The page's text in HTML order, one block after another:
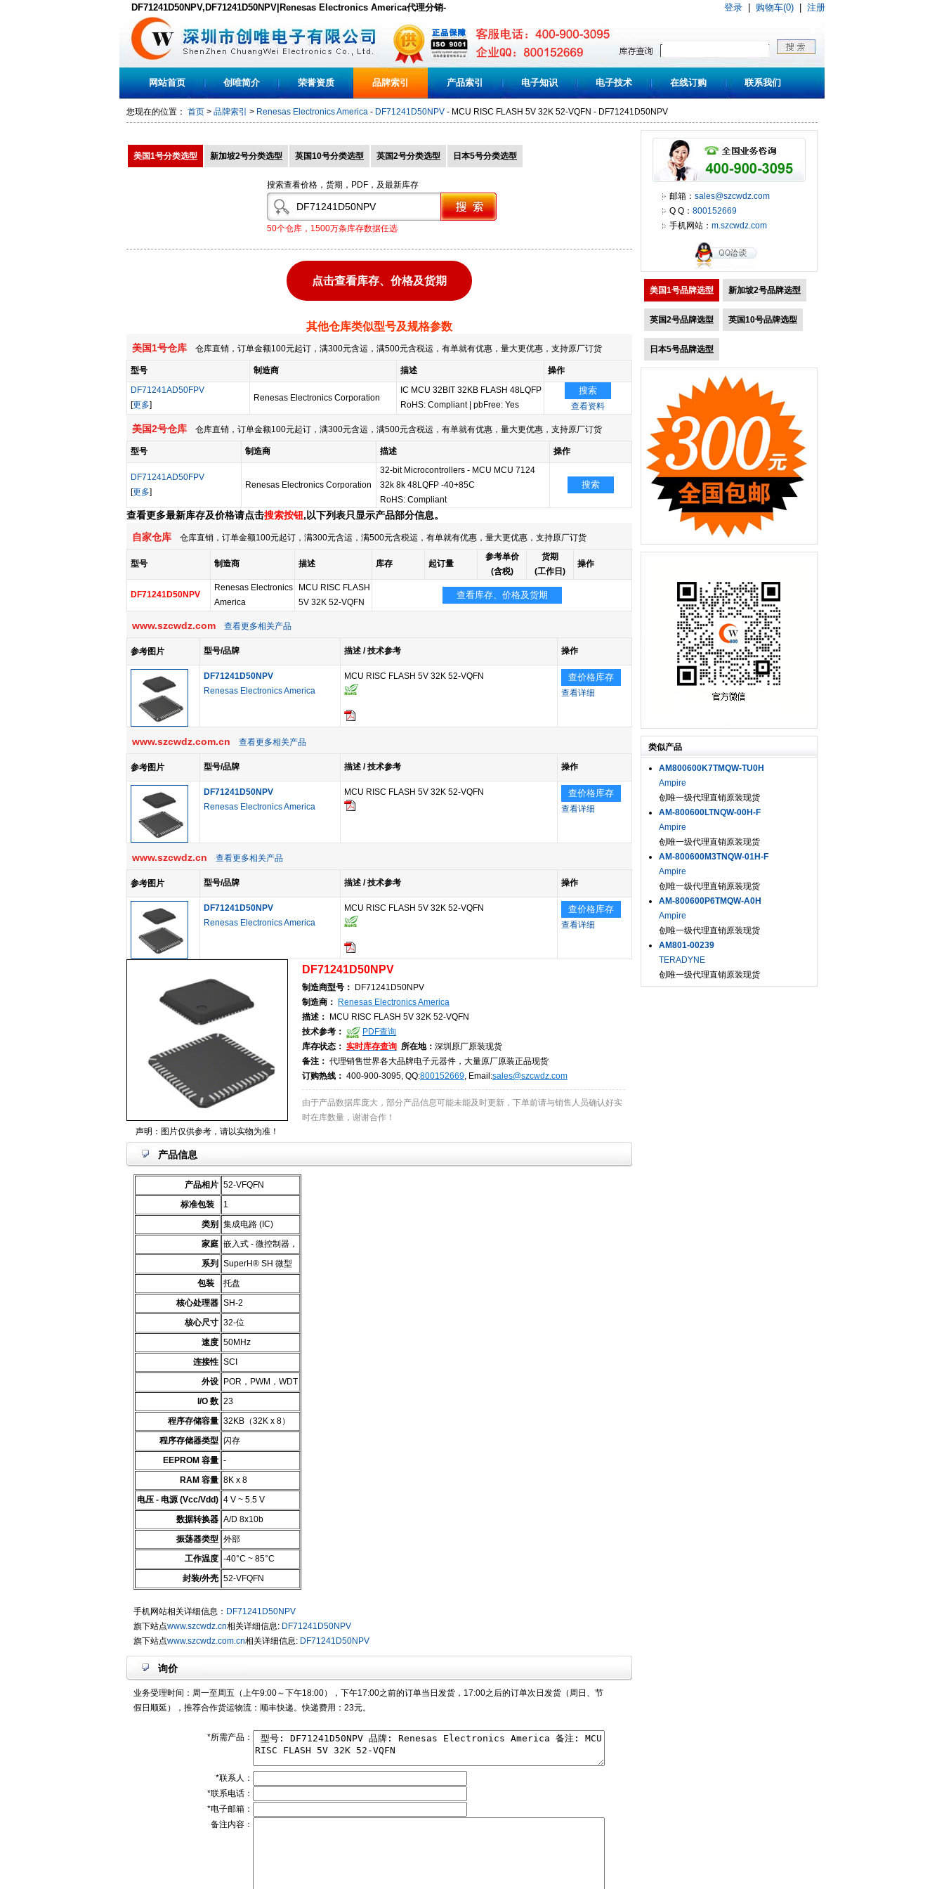
DF71241D50NPV,DF71241D50NPV|Renesas Electronics America代理分销-
DF71241D50NPV原装现货,PDF下载
登录 购物车(0) 注册
网站首页 创唯简介 荣誉资质 品牌索引 产品索引 电子知识 电子技术 在线订购 联系我们
您现在的位置： 首页 > 品牌索引 > Renesas Electronics America - DF71241D50NPV - MCU RISC FLASH 5V 32K 52-VQFN - DF71241D50NPV
美国1号分类选型 新加坡2号分类选型 英国10号分类选型 英国2号分类选型 日本5号分类选型
搜索查看价格，货期，PDF，及最新库存
50个仓库，1500万条库存数据任选
点击查看库存、价格及货期
其他仓库类似型号及规格参数
美国1号仓库 仓库直销，订单金额100元起订，满300元含运，满500元含税运，有单就有优惠，量大更优惠，支持原厂订货
型号 制造商 描述
操作
DF71241AD50FPV
[更多]
Renesas Electronics Corporation
IC MCU 32BIT 32KB FLASH 48LQFP
RoHS: Compliant pbFree: Yes
搜索
查看资料
美国2号仓库 仓库直销，订单金额100元起订，满300元含运，满500元含税运，有单就有优惠，量大更优惠，支持原厂订货
型号 制造商 描述 操作
DF71241AD50FPV
[更多]
Renesas Electronics Corporation
32-bit Microcontrollers - MCU MCU 7124
32k 8k 48LQFP -40+85C
RoHS: Compliant
搜索
查看更多最新库存及价格请点击搜索按钮,以下列表只显示产品部分信息。
自家仓库 仓库直销，订单金额100元起订，满300元含运，满500元含税运，有单就有优惠，量大更优惠，支持原厂订货
型号 制造商 描述 库存 起订量
参考单价
(含税)
货期
(工作日)
操作
DF71241D50NPV
Renesas Electronics
America
MCU RISC FLASH
5V 32K 52-VQFN
查看库存、价格及货期
www.szcwdz.com 查看更多相关产品
参考图片 型号/品牌 描述 / 技术参考 操作
DF71241D50NPV
Renesas Electronics America
MCU RISC FLASH 5V 32K 52-VQFN 查价格库存
查看详细
www.szcwdz.com.cn 查看更多相关产品
参考图片 型号/品牌 描述 / 技术参考 操作
DF71241D50NPV
Renesas Electronics America
MCU RISC FLASH 5V 32K 52-VQFN 查价格库存
查看详细
www.szcwdz.cn 查看更多相关产品
参考图片 型号/品牌 描述 / 技术参考 操作
DF71241D50NPV
Renesas Electronics America
MCU RISC FLASH 5V 32K 52-VQFN 查价格库存
查看详细
声明：图片仅供参考，请以实物为准！
DF71241D50NPV
制造商型号：
DF71241D50NPV
制造商：
Renesas Electronics America
描述：
MCU RISC FLASH 5V 32K 52-VQFN
技术参考：
PDF查询
库存状态： 实时库存查询 所在地： 深圳原厂原装现货
备注： 代理销售世界各大品牌电子元器件，大量原厂原装正品现货
订购热线： 400-900-3095, QQ:800152669, Email:sales@szcwdz.com
由于产品数据库庞大，部分产品信息可能未能及时更新，下单前请与销售人员确认好实
时在库数量，谢谢合作！
产品信息
产品相片 52-VFQFN
标准包装
1
类别
集成电路 (IC)
家庭 嵌入式 - 微控制器，
系列
SuperH® SH 微型
包装
托盘
核心处理器 SH-2
核心尺寸 32-位
速度 50MHz
连接性 SCI
外设
POR，PWM，WDT
I/O 数 23
程序存储容量 32KB（32K x 8）
程序存储器类型 闪存
EEPROM 容量 -
RAM 容量 8K x 8
电压 - 电源 (Vcc/Vdd) 4 V ~ 5.5 V
数据转换器 A/D 8x10b
振荡器类型 外部
工作温度 -40°C ~ 85°C
封装/外壳 52-VFQFN
手机网站相关详细信息： DF71241D50NPV
旗下站点www.szcwdz.cn相关详细信息: DF71241D50NPV
旗下站点www.szcwdz.com.cn相关详细信息: DF71241D50NPV
询价
业务受理时间：周一至周五（上午9:00～下午18:00），下午17:00之前的订单当日发货，17:00之后的订单次日发货（周日、节
假日顺延），推荐合作货运物流：顺丰快递。快递费用：23元。
*所需产品：
*联系人：
*联系电话：
*电子邮箱：
备注内容：
邮箱： sales@szcwdz.com
Q Q： 800152669
手机网站： m.szcwdz.com
美国1号品牌选型 新加坡2号品牌选型
英国2号品牌选型 英国10号品牌选型
日本5号品牌选型
类似产品
AM800600K7TMQW-TU0H
Ampire
创唯一级代理直销原装现货
AM-800600LTNQW-00H-F
Ampire
创唯一级代理直销原装现货
AM-800600M3TNQW-01H-F
Ampire
创唯一级代理直销原装现货
AM-800600P6TMQW-A0H
Ampire
创唯一级代理直销原装现货
AM801-00239
TERADYNE
创唯一级代理直销原装现货